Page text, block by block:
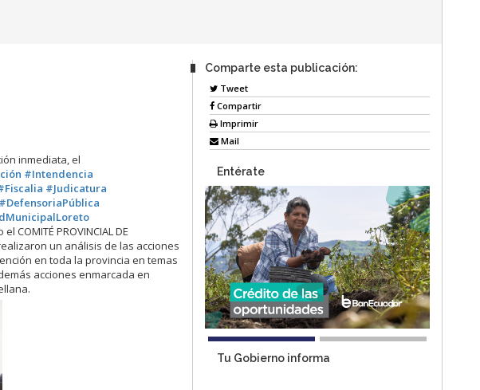
inmediata, el
#Intendencia
#Judicatura
#DefensoriaPública
COMITÉ PROVINCIAL DE
un análisis de las acciones
en toda la provincia en temas
acciones enmarcada en
Comparte esta publicación:
Tweet
Compartir
Imprimir
Mail
Entérate
Tu Gobierno informa